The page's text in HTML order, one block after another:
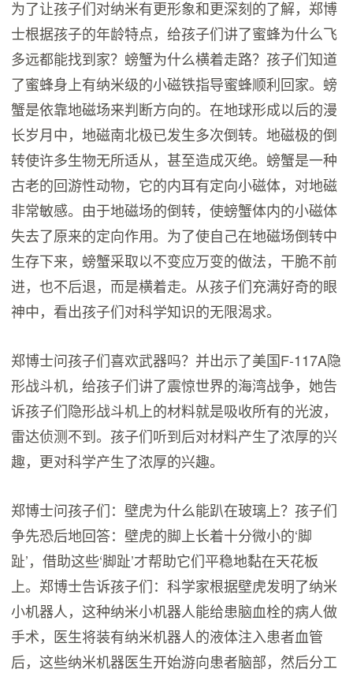
为了让孩子们对纳米有更形象和更深刻的了解，郑博
士根据孩子的年龄特点，给孩子们讲了蜜蜂为什么飞
多远都能找到家？螃蟹为什么横着走路？孩子们知道
了蜜蜂身上有纳米级的小磁铁指导蜜蜂顺利回家。螃
蟹是依靠地磁场来判断方向的。在地球形成以后的漫
长岁月中，地磁南北极已发生多次倒转。地磁极的倒
转使许多生物无所适从，甚至造成灭绝。螃蟹是一种
古老的回游性动物，它的内耳有定向小磁体，对地磁
非常敏感。由于地磁场的倒转，使螃蟹体内的小磁体
失去了原来的定向作用。为了使自己在地磁场倒转中
生存下来，螃蟹采取以不变应万变的做法，干脆不前
进，也不后退，而是横着走。从孩子们充满好奇的眼
神中，看出孩子们对科学知识的无限渴求。
郑博士问孩子们喜欢武器吗？并出示了美国F-117A隐
形战斗机，给孩子们讲了震惊世界的海湾战争，她告
诉孩子们隐形战斗机上的材料就是吸收所有的光波，
雷达侦测不到。孩子们听到后对材料产生了浓厚的兴
趣，更对科学产生了浓厚的兴趣。
郑博士问孩子们：壁虎为什么能趴在玻璃上？孩子们
争先恐后地回答：壁虎的脚上长着十分微小的‘脚
趾’，借助这些‘脚趾’才帮助它们平稳地黏在天花板
上。郑博士告诉孩子们：科学家根据壁虎发明了纳米
小机器人，这种纳米小机器人能给患脑血栓的病人做
手术，医生将装有纳米机器人的液体注入患者血管
后，这些纳米机器医生开始游向患者脑部，然后分工